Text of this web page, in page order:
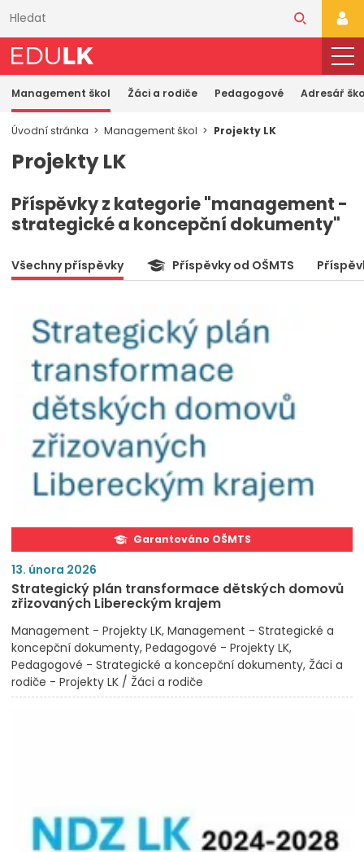
obsahu
Management škol Žáci a rodiče Pedagogové Adresář
Úvodní stránka Management škol Projekty LK
Projekty LK
Příspěvky z kategorie "management -
strategické a koncepční dokumenty"
Všechny příspěvky Příspěvky od OŠMTS
Garantováno OŠMTS
13. února 2026
Strategický plán transformace dětských domovů
zřizovaných Libereckým krajem
Management - Projekty LK Management - Strategické a
koncepční dokumenty Pedagogové - Projekty LK
Pedagogové - Strategické a koncepční dokumenty Žáci a
rodiče - Projekty LK / Žáci a rodiče